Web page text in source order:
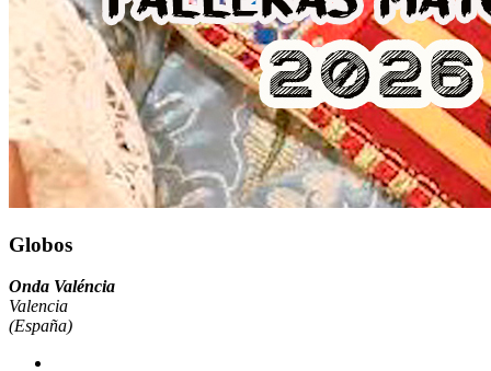
Globos
Onda Valéncia
Valencia
(España)